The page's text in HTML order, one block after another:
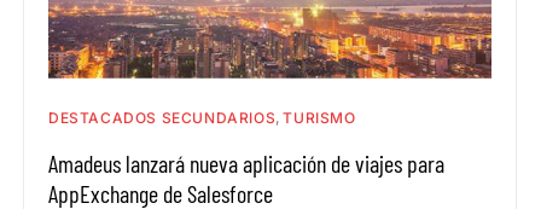
DESTACADOS SECUNDARIOS TURISMO
Amadeus lanzará nueva aplicación de viajes para
AppExchange de Salesforce